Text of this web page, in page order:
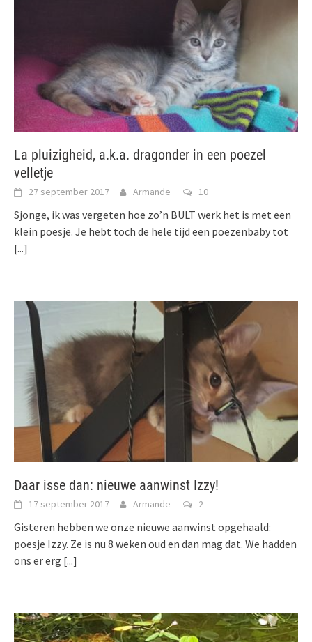
La pluizigheid, a.k.a. dragonder in een poezel
velletje
27 september 2017 Armande 10
Sjonge, ik was vergeten hoe zo’n BULT werk het is met een
klein poesje. Je hebt toch de hele tijd een poezenbaby tot
[...]
Daar isse dan: nieuwe aanwinst Izzy!
17 september 2017 Armande 2
Gisteren hebben we onze nieuwe aanwinst opgehaald:
poesje Izzy. Ze is nu 8 weken oud en dan mag dat. We hadden
ons er erg [...]